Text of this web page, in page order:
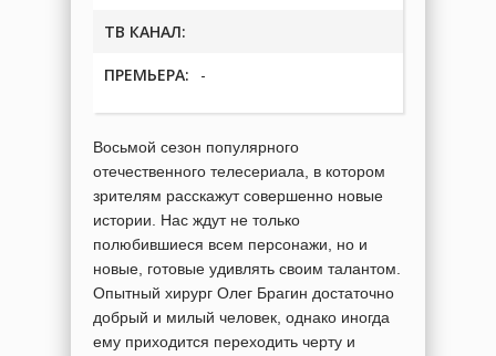
ТВ КАНАЛ:
ПРЕМЬЕРА: -
Восьмой сезон популярного
отечественного телесериала, в котором
зрителям расскажут совершенно новые
истории. Нас ждут не только
полюбившиеся всем персонажи, но и
новые, готовые удивлять своим талантом.
Опытный хирург Олег Брагин достаточно
добрый и милый человек, однако иногда
ему приходится переходить черту и